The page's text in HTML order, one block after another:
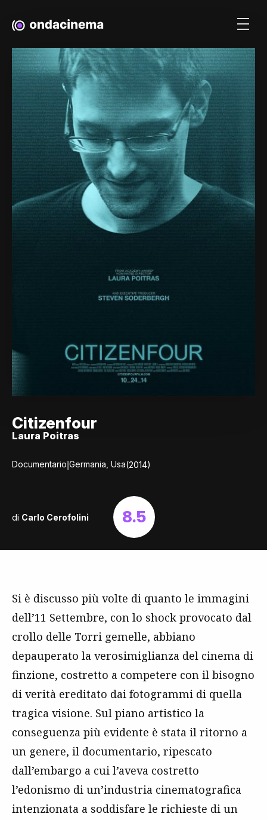
Citizenfour
Laura Poitras
Documentario|Germania, Usa(2014)
di Carlo Cerofolini 8.5
Si è discusso più volte di quanto le immagini
dell’11 Settembre, con lo shock provocato dal
crollo delle Torri gemelle, abbiano
depauperato la verosimiglianza del cinema di
finzione, costretto a competere con il bisogno
di verità ereditato dai fotogrammi di quella
tragica visione. Sul piano artistico la
conseguenza più evidente è stata il ritorno a
un genere, il documentario, ripescato
dall’embargo a cui l’aveva costretto
l’edonismo di un’industria cinematografica
intenzionata a soddisfare le richieste di un